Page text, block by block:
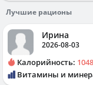
Лучшие рационы
Ирина
2026-08-03
Калорийность:
Витамины и